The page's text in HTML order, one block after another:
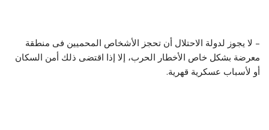
– لا يجوز لدولة الاحتلال أن تحجز الأشخاص المحميين فى منطقة
معرضة بشكل خاص الأخطار الحرب، إلا إذا اقتضى ذلك أمن السكان
أو لأسباب عسكرية قهرية.